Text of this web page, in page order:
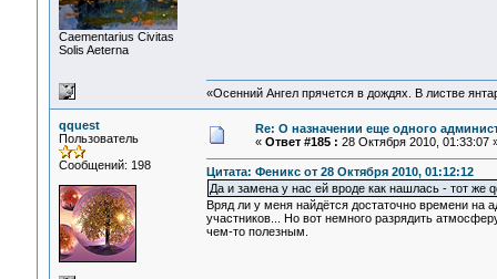
Сaementarius Civitas
Solis Aeterna
«Осенний Ангел прячется в дождях. В листве
qquest
Пользователь
Сообщений: 198
Re: О назначении еще одного
« Ответ #185 : 28 Октября 2010, 01:33:07
Цитата: Феникс от 28 Октября 2010, 01:12:12
Да и замена у нас ей вроде как нашлась - тот же
Вряд ли у меня найдётся достаточно времени на
участников... Но вот немного разрядить
чем-то полезным.